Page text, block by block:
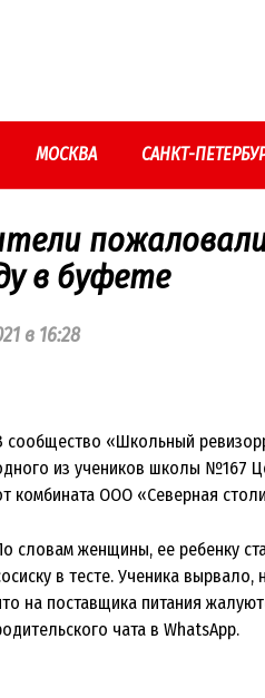
МОСКВА САНКТ-
в буфете
в 16:28
сообщество «Школьный
из учеников школы №167
комбината ООО «Северная
словам женщины, ее ребенку
в тесте. Ученика
на поставщика питания
чата в WhatsApp.